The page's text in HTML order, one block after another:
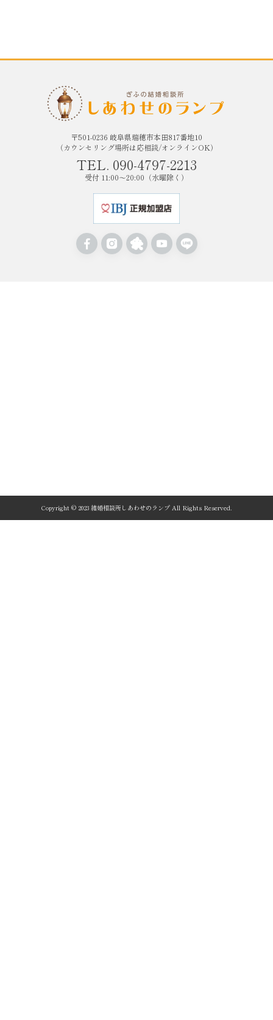
〒501-0236 岐阜県瑞穂市本田817番地10
（カウンセリング場所は応相談/オンラインOK）
TEL. 090-4797-2213
受付 11:00〜20:00（水曜除く）
Copyright © 2023 結婚相談所しあわせのランプ All Rights Reserved.